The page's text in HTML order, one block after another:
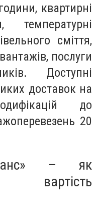
квартирні
температурні
сміття,
послуги
Доступні
доставок на
до
20
– як